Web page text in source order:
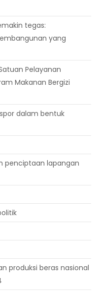
tegas:
yang
Pelayanan
Makanan Bergizi
dalam bentuk
penciptaan lapangan
produksi beras nasional